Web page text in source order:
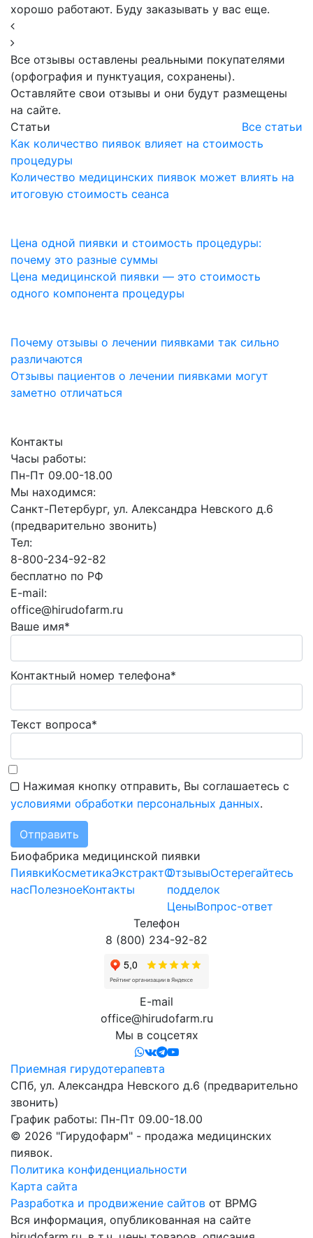
хорошо работают. Буду заказывать у вас еще.
Все отзывы оставлены реальными покупателями
(орфография и пунктуация, сохранены).
Оставляйте свои отзывы и они будут размещены
на сайте.
Статьи
Все статьи
Как количество пиявок влияет на стоимость
процедуры
Количество медицинских пиявок может влиять на
итоговую стоимость сеанса
Цена одной пиявки и стоимость процедуры:
почему это разные суммы
Цена медицинской пиявки — это стоимость
одного компонента процедуры
Почему отзывы о лечении пиявками так сильно
различаются
Отзывы пациентов о лечении пиявками могут
заметно отличаться
Контакты
Часы работы:
Пн-Пт 09.00-18.00
Мы находимся:
Санкт-Петербург, ул. Александра Невского д.6
(предварительно звонить)
Тел:
8-800-234-92-82
бесплатно по РФ
E-mail:
office@hirudofarm.ru
Ваше имя*
Контактный номер телефона*
Текст вопроса*
Нажимая кнопку отправить, Вы соглашаетесь с
условиями обработки персональных данных.
Отправить
Биофабрика медицинской пиявки
ПиявкиКосметикаЭкстрактО
насПолезноеКонтакты
ОтзывыОстерегайтесь
подделок
ЦеныВопрос-ответ
Телефон
8 (800) 234-92-82
E-mail
office@hirudofarm.ru
Мы в соцсетях
Приемная гирудотерапевта
СПб, ул. Александра Невского д.6 (предварительно
звонить)
График работы: Пн-Пт 09.00-18.00
© 2026 "Гирудофарм" - продажа медицинских
пиявок.
Политика конфиденциальности
Карта сайта
Разработка и продвижение сайтов от BPMG
Вся информация, опубликованная на сайте